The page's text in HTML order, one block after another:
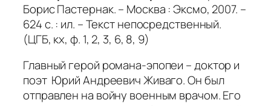
Борис Пастернак. – Москва : Эксмо, 2007. –
624 с. : ил. – Текст непосредственный.
(ЦГБ, кх, ф. 1, 2, 3, 6, 8, 9)
Главный герой романа-эпопеи – доктор и
поэт Юрий Андреевич Живаго. Он был
отправлен на войну военным врачом. Его